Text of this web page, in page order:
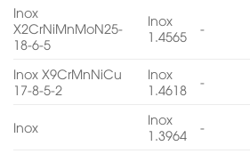
Inox
X2CrNiMnMoN25-
18-6-5
Inox
1.4565
-
Inox X9CrMnNiCu
17-8-5-2
Inox
1.4618
-
Inox
Inox
1.3964
-